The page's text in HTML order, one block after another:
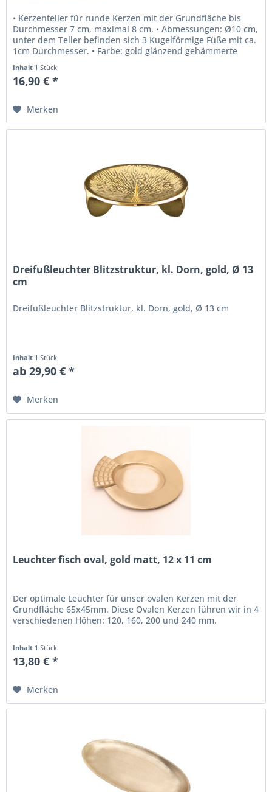
• Kerzenteller für runde Kerzen mit der Grundfläche bis
Durchmesser 7 cm, maximal 8 cm. • Abmessungen: Ø10 cm,
unter dem Teller befinden sich 3 Kugelförmige Füße mit ca.
1cm Durchmesser. • Farbe: gold glänzend gehämmerte
Inhalt 1 Stück
16,90 € *
Merken
Dreifußleuchter Blitzstruktur, kl. Dorn, gold, Ø 13
cm
Dreifußleuchter Blitzstruktur, kl. Dorn, gold, Ø 13 cm
Inhalt 1 Stück
ab 29,90 € *
Merken
Leuchter fisch oval, gold matt, 12 x 11 cm
Der optimale Leuchter für unser ovalen Kerzen mit der
Grundfläche 65x45mm. Diese Ovalen Kerzen führen wir in 4
verschiedenen Höhen: 120, 160, 200 und 240 mm.
Inhalt 1 Stück
13,80 € *
Merken